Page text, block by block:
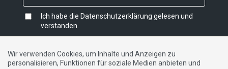
Ich habe die Datenschutzerklärung gelesen und
verstanden.
Impressum|Datenschutzerklärung|Kontakt
Wir verwenden Cookies, um Inhalte und Anzeigen zu
personalisieren, Funktionen für soziale Medien anbieten und